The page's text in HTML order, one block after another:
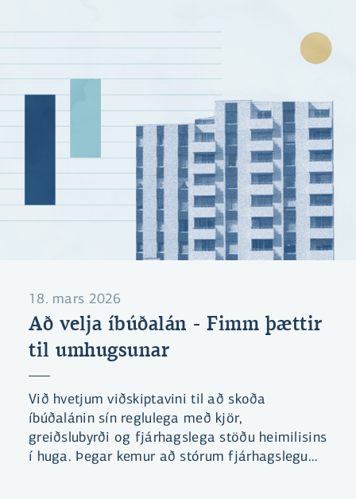
18. mars 2026
Að velja íbúðalán - Fimm þættir
til umhugsunar
Við hvetjum viðskiptavini til að skoða
íbúðalánin sín reglulega með kjör,
greiðslubyrði og fjárhagslega stöðu heimilisins
í huga. Þegar kemur að stórum fjárhagslegum